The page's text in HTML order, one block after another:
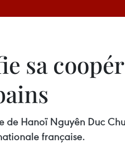
sa
de Hanoï Nguyên Duc
française.